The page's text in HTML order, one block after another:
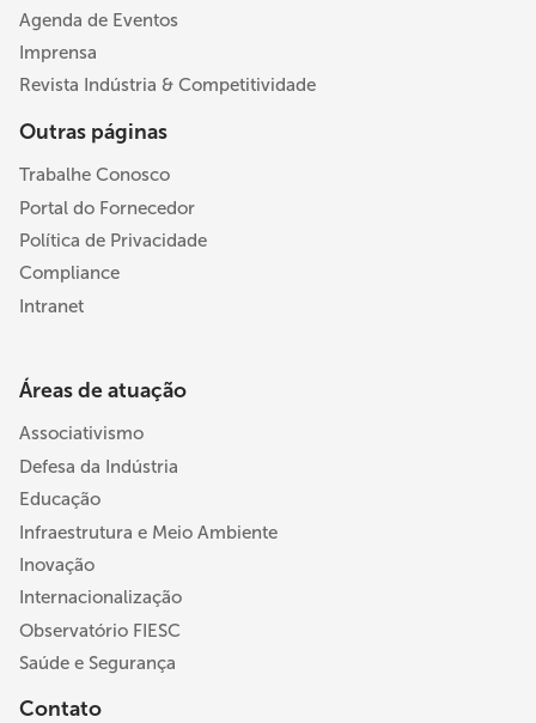
Agenda de Eventos
Imprensa
Revista Indústria & Competitividade
Outras páginas
Trabalhe Conosco
Portal do Fornecedor
Política de Privacidade
Compliance
Intranet
Áreas de atuação
Associativismo
Defesa da Indústria
Educação
Infraestrutura e Meio Ambiente
Inovação
Internacionalização
Observatório FIESC
Saúde e Segurança
Contato